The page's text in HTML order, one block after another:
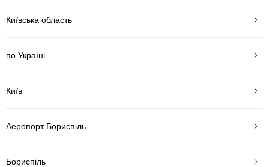
Київська область
по Україні
Київ
Аеропорт Бориспіль
Бориспіль